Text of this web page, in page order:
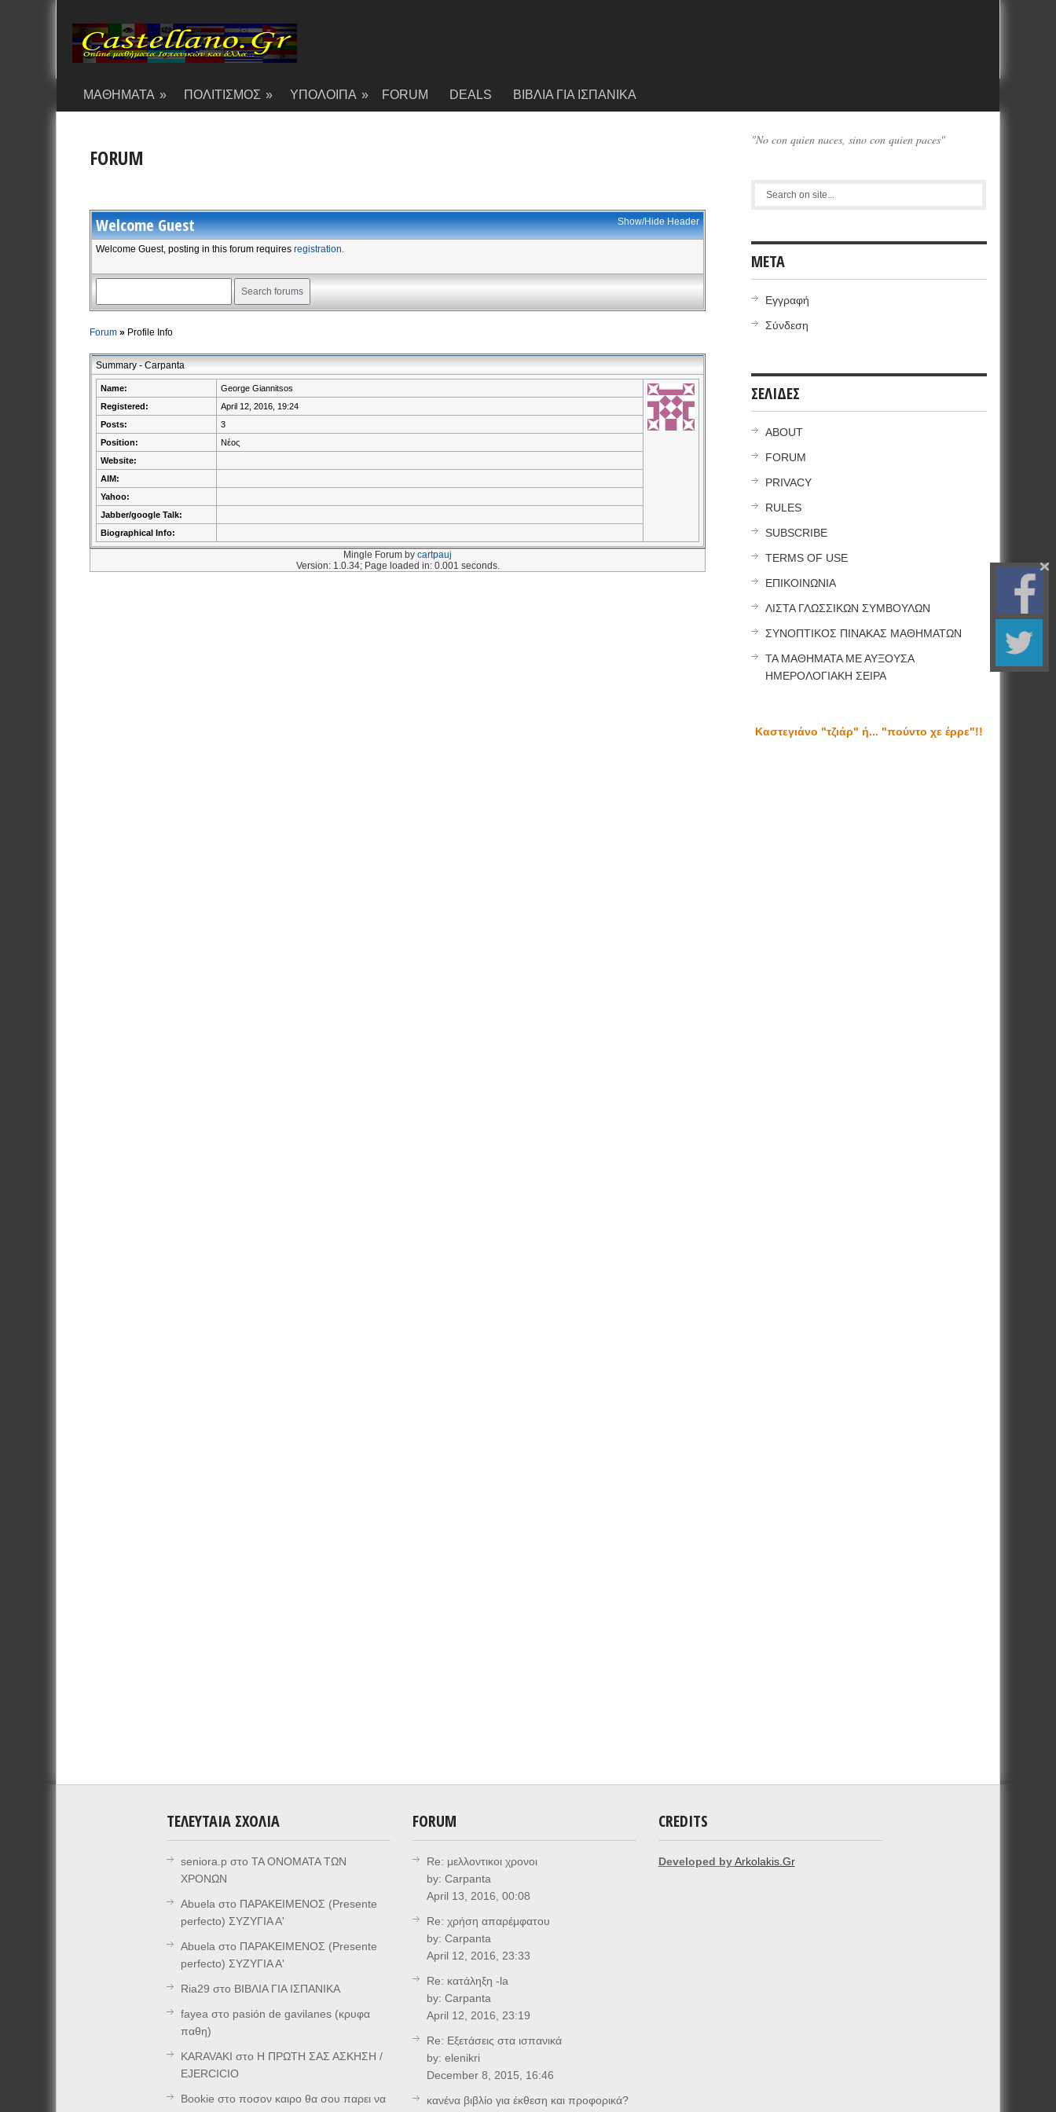
ΜΑΘΗΜΑΤΑ » ΠΟΛΙΤΙΣΜΟΣ » ΥΠΟΛΟΙΠΑ » FORUM DEALS ΒΙΒΛΙΑ ΓΙΑ ΙΣΠΑΝΙΚΑ
FORUM
WelcomeGuest Show/Hide Header
Welcome Guest, posting in this forum requires registration.
Forum » Profile Info
Summary - Carpanta
Name:
George Giannitsos
Registered:
April 12, 2016, 19:24
Posts:
3
Position:
Νέος
Website:
AIM:
Yahoo:
Jabber/google Talk:
Biographical Info:
Mingle Forum by cartpauj
Version: 1.0.34; Page loaded in: 0.001 seconds.
"No con quien naces, sino con quien paces"
META
Εγγραφή
Σύνδεση
ΣΕΛΙΔΕΣ
ABOUT
FORUM
PRIVACY
RULES
SUBSCRIBE
TERMS OF USE
ΕΠΙΚΟΙΝΩΝΙΑ
ΛΙΣΤΑ ΓΛΩΣΣΙΚΩΝ ΣΥΜΒΟΥΛΩΝ
ΣΥΝΟΠΤΙΚΟΣ ΠΙΝΑΚΑΣ ΜΑΘΗΜΑΤΩΝ
ΤΑ ΜΑΘΗΜΑΤΑ ΜΕ ΑΥΞΟΥΣΑ
ΗΜΕΡΟΛΟΓΙΑΚΗ ΣΕΙΡΑ
Καστεγιάνο "τζιάρ" ή... "πούντο χε έρρε"!!
ΤΕΛΕΥΤΑΊΑ ΣΧΌΛΙΑ
seniora.p στο ΤΑ ΟΝΟΜΑΤΑ ΤΩΝ
ΧΡΟΝΩΝ
Abuela στο ΠΑΡΑΚΕΙΜΕΝΟΣ (Presente
perfecto) ΣΥΖΥΓΙΑ Α'
Abuela στο ΠΑΡΑΚΕΙΜΕΝΟΣ (Presente
perfecto) ΣΥΖΥΓΙΑ Α'
Ria29 στο ΒΙΒΛΙΑ ΓΙΑ ΙΣΠΑΝΙΚΑ
fayea στο pasión de gavilanes (κρυφα
παθη)
KARAVAKI στο Η ΠΡΩΤΗ ΣΑΣ ΑΣΚΗΣΗ /
EJERCICIO
Bookie στο ποσον καιρο θα σου παρει να
FORUM
Re: μελλοντικοι χρονοι
by: Carpanta
April 13, 2016, 00:08
Re: χρήση απαρέμφατου
by: Carpanta
April 12, 2016, 23:33
Re: κατάληξη -la
by: Carpanta
April 12, 2016, 23:19
Re: Eξετάσεις στα ισπανικά
by: elenikri
December 8, 2015, 16:46
κανένα βιβλίο για έκθεση και προφορικά?
CREDITS
Developed by Arkolakis.Gr